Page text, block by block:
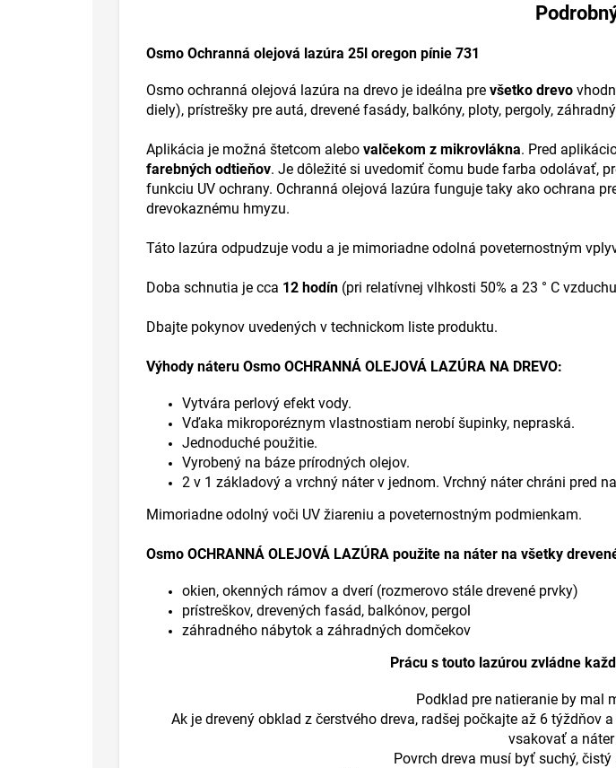
Osmo Ochranná olejová lazúra 25l oregon pínie 731
Osmo ochranná olejová lazúra na drevo je ideálna pre všetko drevo
diely), prístrešky pre autá, drevené fasády, balkóny, ploty, pergoly,
Aplikácia je možná štetcom alebo valčekom z mikrovlákna. Pred
farebných odtieňov. Je dôležité si uvedomiť čomu bude farba odolávať,
funkciu UV ochrany. Ochranná olejová lazúra funguje taky ako ochrana
drevokaznému hmyzu.
Táto lazúra odpudzuje vodu a je mimoriadne odolná poveternostným
Doba schnutia je cca 12 hodín (pri relatívnej vlhkosti 50% a 23 ° C
Dbajte pokynov uvedených v technickom liste produktu.
Výhody náteru Osmo OCHRANNÁ OLEJOVÁ LAZÚRA NA DREVO:
Vytvára perlový efekt vody.
Vďaka mikroporéznym vlastnostiam nerobí šupinky, nepraská.
Jednoduché použitie.
Vyrobený na báze prírodných olejov.
2 v 1 základový a vrchný náter v jednom. Vrchný náter chráni pred
Mimoriadne odolný voči UV žiareniu a poveternostným podmienkam.
Osmo OCHRANNÁ OLEJOVÁ LAZÚRA použite na náter na všetky
okien, okenných rámov a dverí (rozmerovo stále drevené prvky)
prístreškov, drevených fasád, balkónov, pergol
záhradného nábytok a záhradných domčekov
Prácu s touto lazúrou zvládne
Podklad pre natieranie by mal
Ak je drevený obklad z čerstvého dreva, radšej počkajte až 6
vsakovať a
Povrch dreva musí byť suchý,